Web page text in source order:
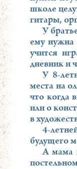
школе
гитары,
У
ему нужна
учится
дневник и
У 8-
места на
что когда
или о
в
4-
будущего
А мама